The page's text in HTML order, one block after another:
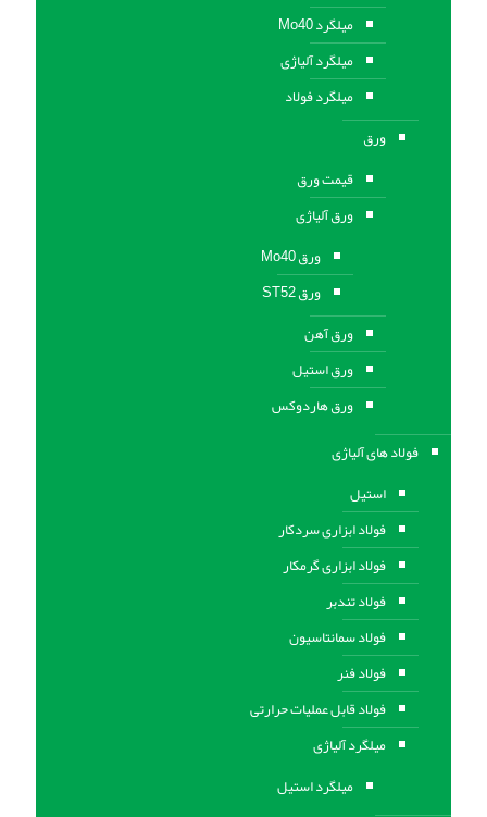
میلگرد Mo40
میلگرد آلیاژی
میلگرد فولاد
ورق
قیمت ورق
ورق آلیاژی
ورق Mo40
ورق ST52
ورق آهن
ورق استيل
ورق هاردوکس
فولاد های آلیاژی
استیل
فولاد ابزاری سردکار
فولاد ابزاری گرمکار
فولاد تندبر
فولاد سمانتاسیون
فولاد فنر
فولاد قابل عملیات حرارتی
ميلگرد آلیاژی
میلگرد استیل